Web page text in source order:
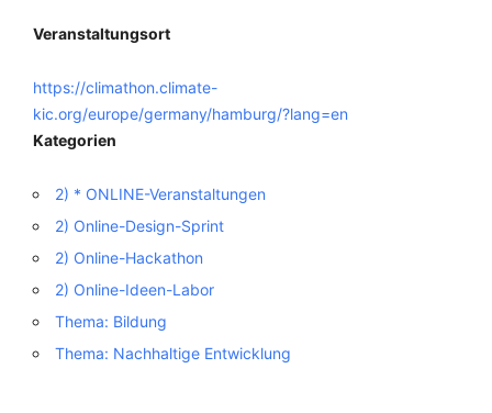
Veranstaltungsort
https://climathon.climate-
kic.org/europe/germany/hamburg/?lang=en
Kategorien
2) * ONLINE-Veranstaltungen
2) Online-Design-Sprint
2) Online-Hackathon
2) Online-Ideen-Labor
Thema: Bildung
Thema: Nachhaltige Entwicklung